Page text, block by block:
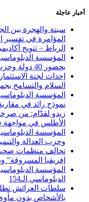
أخبار عاجلة
سبتة والهجرة بين
المؤامرة في تفسير
الرباط – تتويج
بحضور 40 دولة وحزب الاستقلال ضيف الشرف
إحداث لجنة
السلام والتسامح
المؤسسة
نموذج رائد في
زيدو لقدّام: من
الأطلس في مواجهة
المؤسسة
وحزب العدالة
تحالف منظمات
إفريقيا المسروقة”
المؤسسة
الدبلوماسي الـ154
سلطات العرائش
بالأشخاص بدون